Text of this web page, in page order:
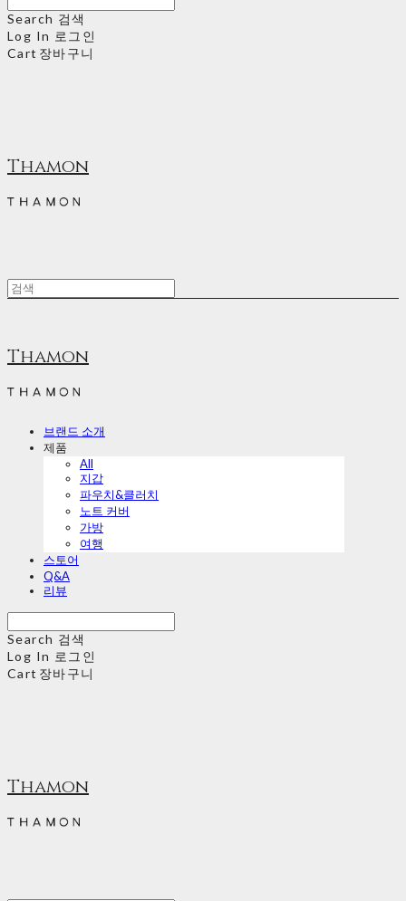
Search 검색
Log In 로그인
Cart 장바구니
Thamon
Thamon
브랜드 소개
제품
All
지갑
파우치&클러치
노트 커버
가방
여행
스토어
Q&A
리뷰
Search 검색
Log In 로그인
Cart 장바구니
Thamon